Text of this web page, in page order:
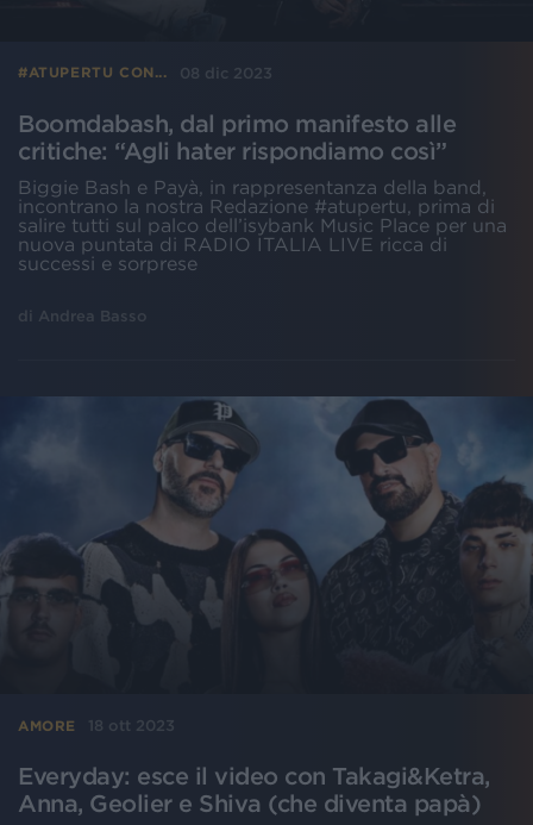
#ATUPERTU CON... 08 dic 2023
Boomdabash, dal primo manifesto alle
critiche: “Agli hater rispondiamo così”
Biggie Bash e Payà, in rappresentanza della band,
incontrano la nostra Redazione #atupertu, prima di
salire tutti sul palco dell’isybank Music Place per una
nuova puntata di RADIO ITALIA LIVE ricca di
successi e sorprese
di Andrea Basso
AMORE 18 ott 2023
Everyday: esce il video con Takagi&Ketra,
Anna, Geolier e Shiva (che diventa papà)